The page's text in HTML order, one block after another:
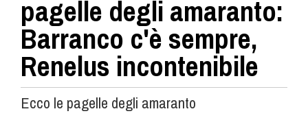
pagelle degli amaranto:
Barranco c'è sempre,
Renelus incontenibile
Ecco le pagelle degli amaranto